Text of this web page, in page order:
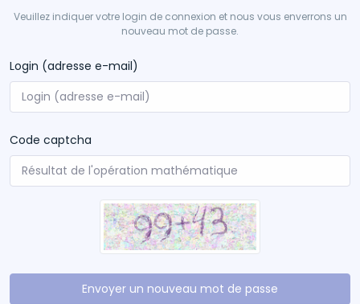
Veuillez indiquer votre login de connexion et nous vous enverrons un
nouveau mot de passe.
Login (adresse e-mail)
Code captcha
Envoyer un nouveau mot de passe